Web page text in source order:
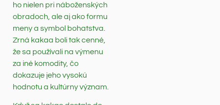
ho nielen pri náboženských
obradoch, ale aj ako formu
meny a symbol bohatstva.
Zrná kakaa boli tak cenné,
že sa používali na výmenu
za iné komodity, čo
dokazuje jeho vysokú
hodnotu a kultúrny význam.